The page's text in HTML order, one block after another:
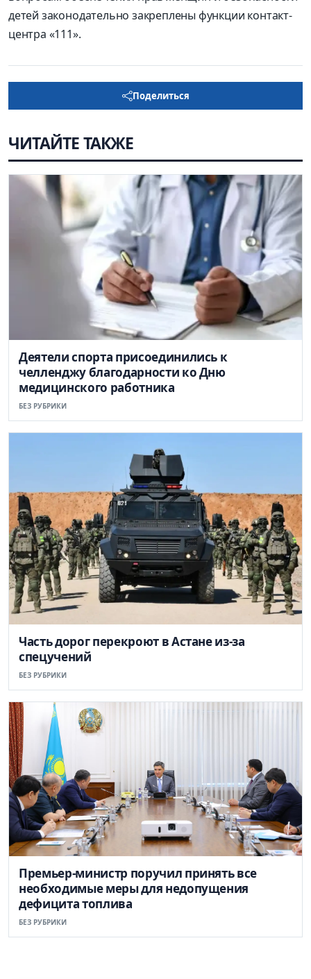
детей законодательно закреплены функции контакт-
центра «111».
Поделиться
ЧИТАЙТЕ ТАКЖЕ
Деятели спорта присоединились к
челленджу благодарности ко Дню
медицинского работника
БЕЗ РУБРИКИ
Часть дорог перекроют в Астане из-за
спецучений
БЕЗ РУБРИКИ
Премьер-министр поручил принять все
необходимые меры для недопущения
дефицита топлива
БЕЗ РУБРИКИ